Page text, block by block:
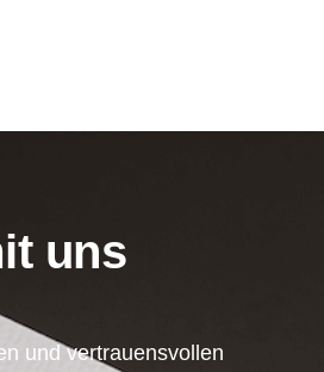
uns
und vertrauensvollen